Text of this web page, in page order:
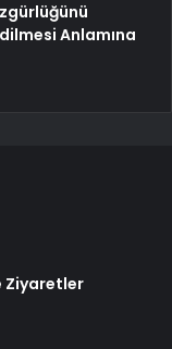
Anlamına
Ziyaretler